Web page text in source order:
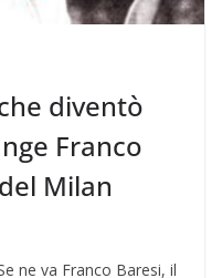
diventò
Franco
Milan
ne va Franco Baresi, il